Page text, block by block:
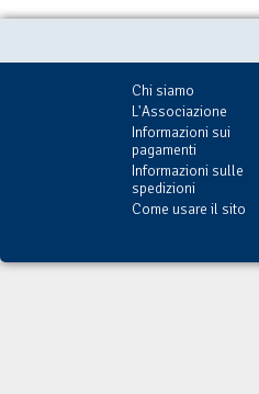
Chi siamo
L'Associazione
Informazioni sui
pagamenti
Informazioni sulle
spedizioni
Come usare il sito